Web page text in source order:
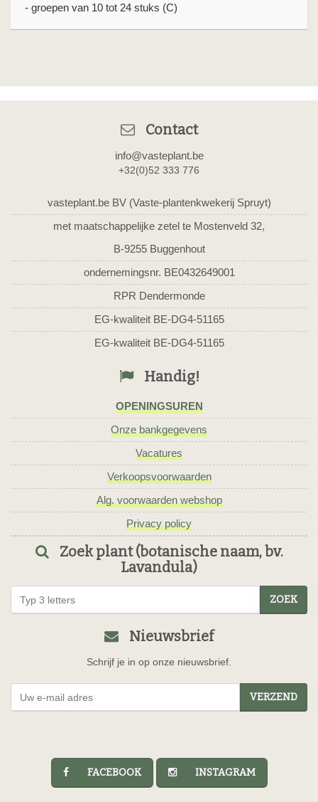
- groepen van 10 tot 24 stuks (C)
Contact
info@vasteplant.be
+32(0)52 333 776
vasteplant.be BV (Vaste-plantenkwekerij Spruyt)
met maatschappelijke zetel te Mostenveld 32,
B-9255 Buggenhout
ondernemingsnr. BE0432649001
RPR Dendermonde
EG-kwaliteit BE-DG4-51165
EG-kwaliteit BE-DG4-51165
Handig!
OPENINGSUREN
Onze bankgegevens
Vacatures
Verkoopsvoorwaarden
Alg. voorwaarden webshop
Privacy policy
Zoek plant (botanische naam, bv.
Lavandula)
ZOEK
Nieuwsbrief
Schrijf je in op onze nieuwsbrief.
VERZEND
FACEBOOK INSTAGRAM